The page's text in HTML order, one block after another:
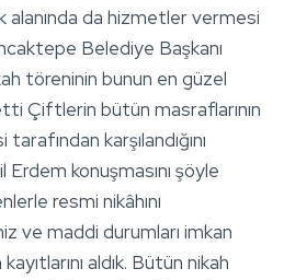
alanında da hizmetler vermesi
Belediye Başkanı
töreninin bunun en güzel
Çiftlerin bütün masraflarının
karşılandığını
konuşmasını şöyle
resmi nikâhını
ve maddi durumları imkan
aldık. Bütün nikah